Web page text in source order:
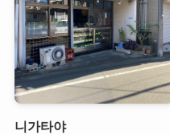
니가타야